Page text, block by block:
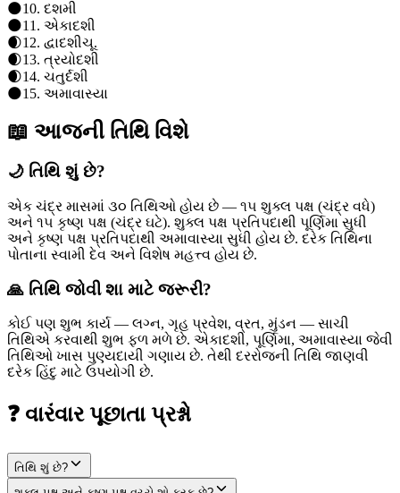
🌑10. દશમી
🌑11 . એકાદશી
🌒12. દ્વાદશીચૂ.
🌒13. ત્રયોદશી
🌒14. ચતુર્દશી
🌑15. અમાવાસ્યા
📖 આજની તિથિ વિશે
🌙 તિથિ શું છે?
એક ચંદ્ર માસમાં ૩૦ તિથિઓ હોય છે — ૧૫ શુક્લ પક્ષ (ચંદ્ર વધે)
અને ૧૫ કૃષ્ણ પક્ષ (ચંદ્ર ઘટે). શુક્લ પક્ષ પ્રતિપદાથી પૂર્ણિમા સુધી
અને કૃષ્ણ પક્ષ પ્રતિપદાથી અમાવાસ્યા સુધી હોય છે. દરેક તિથિના
પોતાના સ્વામી દેવ અને વિશેષ મહત્ત્વ હોય છે.
🙏 તિથિ જોવી શા માટે જરૂરી?
કોઈ પણ શુભ કાર્ય — લગ્ન, ગૃહ પ્રવેશ, વ્રત, મુંડન — સાચી
તિથિએ કરવાથી શુભ ફળ મળે છે. એકાદશી, પૂર્ણિમા, અમાવાસ્યા જેવી
તિથિઓ ખાસ પુણ્યદાયી ગણાય છે. તેથી દરરોજની તિથિ જાણવી
દરેક હિંદુ માટે ઉપયોગી છે.
❓ વારંવાર પૂછાતા પ્રશ્નો
તિથિ શું છે?